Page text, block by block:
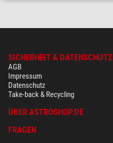
SICHERHEIT & DATENSCHUTZ
AGB
Impressum
Datenschutz
Take-back & Recycling
ÜBER ASTROSHOP.DE
FRAGEN